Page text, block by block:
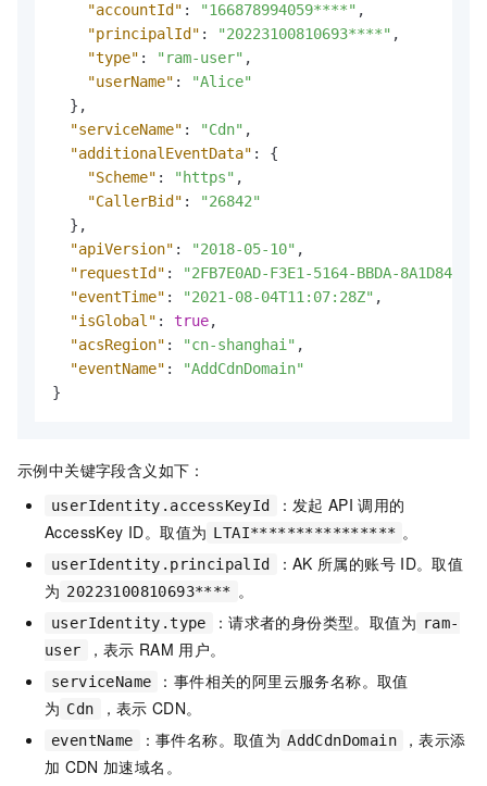
"accountId" : "166878994059****" ,
"principalId" : "20223100810693****" ,
"type" : "ram-user" ,
"userName" :
"Alice"
} ,
"serviceName" : "Cdn" ,
"additionalEventData" :
{
"Scheme" : "https" ,
"CallerBid" :
"26842"
} ,
"apiVersion" : "2018-05-10" ,
"requestId" :
"2FB7E0AD-F3E1-5164-BBDA-
"eventTime" : "2021-08-04T11:07:28Z" ,
"isGlobal" : true,
"acsRegion" : "cn-shanghai" ,
"eventName" :
"AddCdnDomain"
}
示例中关键字段含义如下：
userIdentity.accessKeyId ：发起 API 调用的
AccessKey ID。取值为 LTAI**************** 。
userIdentity.principalId ：AK 所属的账号 ID。取值
为 20223100810693**** 。
userIdentity.type ：请求者的身份类型。取值为 ram-
user
，表示 RAM 用户。
serviceName
：事件相关的阿里云服务名称。取值
为 Cdn ，表示 CDN。
eventName ：事件名称。取值为 AddCdnDomain
，表示添
加 CDN 加速域名。